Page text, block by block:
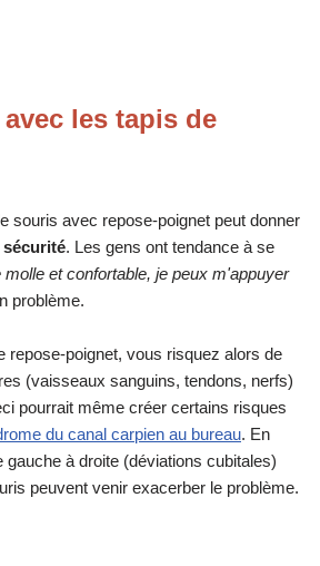
les tapis de
souris avec repose-poignet peut donner
sécurité. Les gens ont tendance à se
et confortable, je peux m'appuyer
problème.
repose-poignet, vous risquez alors de
(vaisseaux sanguins, tendons, nerfs)
pourrait même créer certains risques
du canal carpien au bureau. En
gauche à droite (déviations cubitales)
peuvent venir exacerber le problème.